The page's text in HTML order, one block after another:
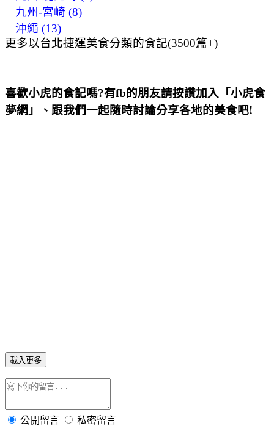
九州-宮崎 (8)
沖繩 (13)
更多以台北捷運美食分類的食記(3500篇+)
喜歡小虎的食記嗎?有fb的朋友請按讚加入「小虎食
夢網」、跟我們一起隨時討論分享各地的美食吧!
載入更多
公開留言 私密留言